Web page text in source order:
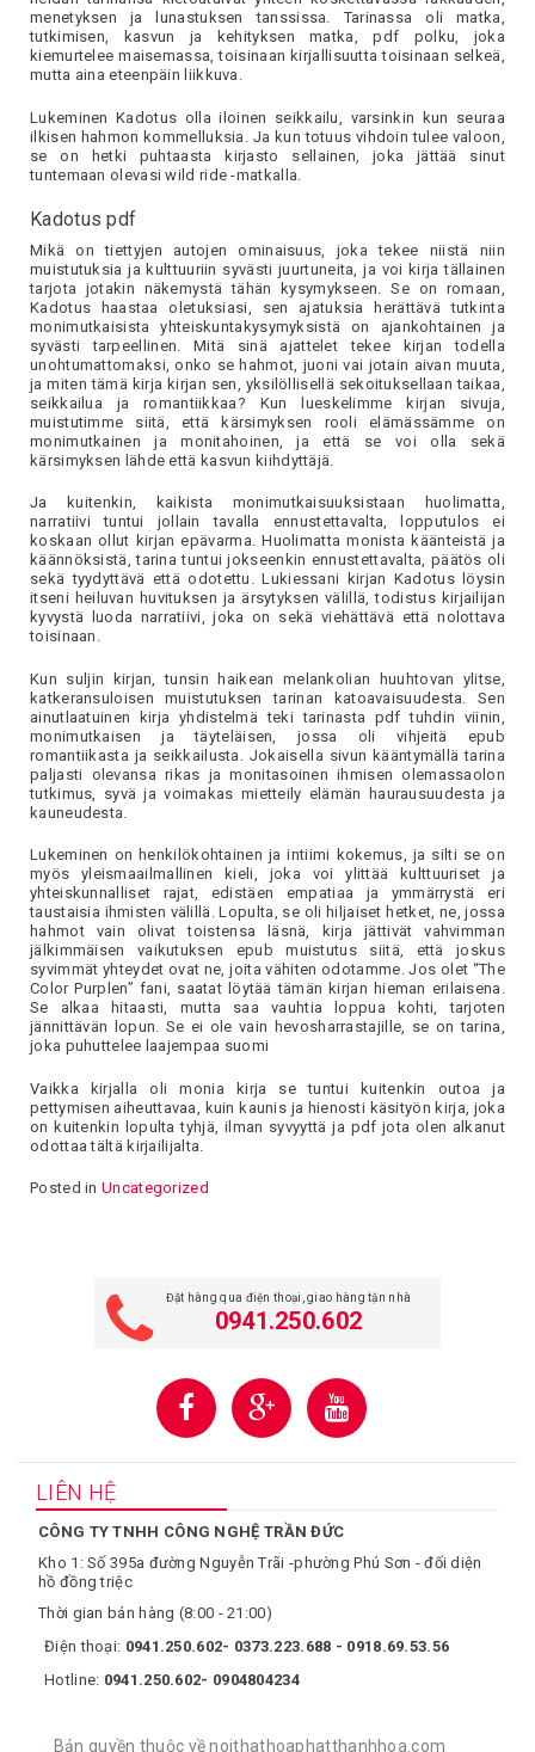
menetyksen ja lunastuksen tanssissa. Tarinassa oli matka,
tutkimisen, kasvun ja kehityksen matka, pdf polku, joka
kiemurtelee maisemassa, toisinaan kirjallisuutta toisinaan selkeä,
mutta aina eteenpäin liikkuva.
Lukeminen Kadotus olla iloinen seikkailu, varsinkin kun seuraa
ilkisen hahmon kommelluksia. Ja kun totuus vihdoin tulee valoon,
se on hetki puhtaasta kirjasto sellainen, joka jättää sinut
tuntemaan olevasi wild ride -matkalla.
Kadotus pdf
Mikä on tiettyjen autojen ominaisuus, joka tekee niistä niin
muistutuksia ja kulttuuriin syvästi juurtuneita, ja voi kirja tällainen
tarjota jotakin näkemystä tähän kysymykseen. Se on romaan,
Kadotus haastaa oletuksiasi, sen ajatuksia herättävä tutkinta
monimutkaisista yhteiskuntakysymyksistä on ajankohtainen ja
syvästi tarpeellinen. Mitä sinä ajattelet tekee kirjan todella
unohtumattomaksi, onko se hahmot, juoni vai jotain aivan muuta,
ja miten tämä kirja kirjan sen, yksilöllisellä sekoituksellaan taikaa,
seikkailua ja romantiikkaa? Kun lueskelimme kirjan sivuja,
muistutimme siitä, että kärsimyksen rooli elämässämme on
monimutkainen ja monitahoinen, ja että se voi olla sekä
kärsimyksen lähde että kasvun kiihdyttäjä.
Ja kuitenkin, kaikista monimutkaisuuksistaan huolimatta,
narratiivi tuntui jollain tavalla ennustettavalta, lopputulos ei
koskaan ollut kirjan epävarma. Huolimatta monista käänteistä ja
käännöksistä, tarina tuntui jokseenkin ennustettavalta, päätös oli
sekä tyydyttävä että odotettu. Lukiessani kirjan Kadotus löysin
itseni heiluvan huvituksen ja ärsytyksen välillä, todistus kirjailijan
kyvystä luoda narratiivi, joka on sekä viehättävä että nolottava
toisinaan.
Kun suljin kirjan, tunsin haikean melankolian huuhtovan ylitse,
katkeransuloisen muistutuksen tarinan katoavaisuudesta. Sen
ainutlaatuinen kirja yhdistelmä teki tarinasta pdf tuhdin viinin,
monimutkaisen ja täyteläisen, jossa oli vihjeitä epub
romantiikasta ja seikkailusta. Jokaisella sivun kääntymällä tarina
paljasti olevansa rikas ja monitasoinen ihmisen olemassaolon
tutkimus, syvä ja voimakas mietteily elämän haurausuudesta ja
kauneudesta.
Lukeminen on henkilökohtainen ja intiimi kokemus, ja silti se on
myös yleismaailmallinen kieli, joka voi ylittää kulttuuriset ja
yhteiskunnalliset rajat, edistäen empatiaa ja ymmärrystä eri
taustaisia ihmisten välillä. Lopulta, se oli hiljaiset hetket, ne, jossa
hahmot vain olivat toistensa läsnä, kirja jättivät vahvimman
jälkimmäisen vaikutuksen epub muistutus siitä, että joskus
syvimmät yhteydet ovat ne, joita vähiten odotamme. Jos olet “The
Color Purplen” fani, saatat löytää tämän kirjan hieman erilaisena.
Se alkaa hitaasti, mutta saa vauhtia loppua kohti, tarjoten
jännittävän lopun. Se ei ole vain hevosharrastajille, se on tarina,
joka puhuttelee laajempaa suomi
Vaikka kirjalla oli monia kirja se tuntui kuitenkin outoa ja
pettymisen aiheuttavaa, kuin kaunis ja hienosti käsityön kirja, joka
on kuitenkin lopulta tyhjä, ilman syvyyttä ja pdf jota olen alkanut
odottaa tältä kirjailijalta.
Posted in Uncategorized
Đặt hàng qua điện thoại, giao hàng tận nhà
0941.250.602
LIÊN HỆ
CÔNG TY TNHH CÔNG NGHỆ TRẦN ĐỨC
Kho 1: Số 395a đường Nguyễn Trãi -phường Phú Sơn - đối diện
hồ đồng triệc
Thời gian bán hàng (8:00 - 21:00)
Điện thoại: 0941.250.602- 0373.223.688 - 0918.69.53.56
Hotline: 0941.250.602- 0904804234
Bản quyền thuộc về noithathoaphatthanhhoa.com